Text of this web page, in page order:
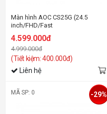
Màn hình AOC CS25G (24.5
inch/FHD/Fast
IPS/310Hz/0.3ms)
4.599.000đ
4.999.000đ
(Tiết kiệm: 400.000đ)
Liên hệ
MÃ SP: 0 -29%